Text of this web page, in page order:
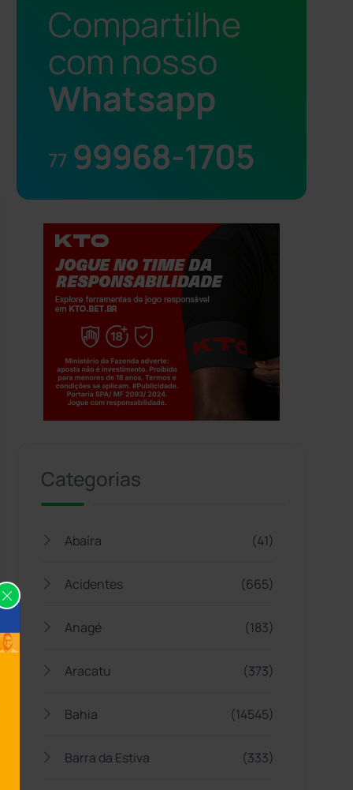
Compartilhe
com nosso
Whatsapp
77 99968-1705
Categorias
Abaíra (41)
Acidentes (665)
Anagé (183)
Aracatu (373)
Bahia (14545)
Barra da Estiva (333)